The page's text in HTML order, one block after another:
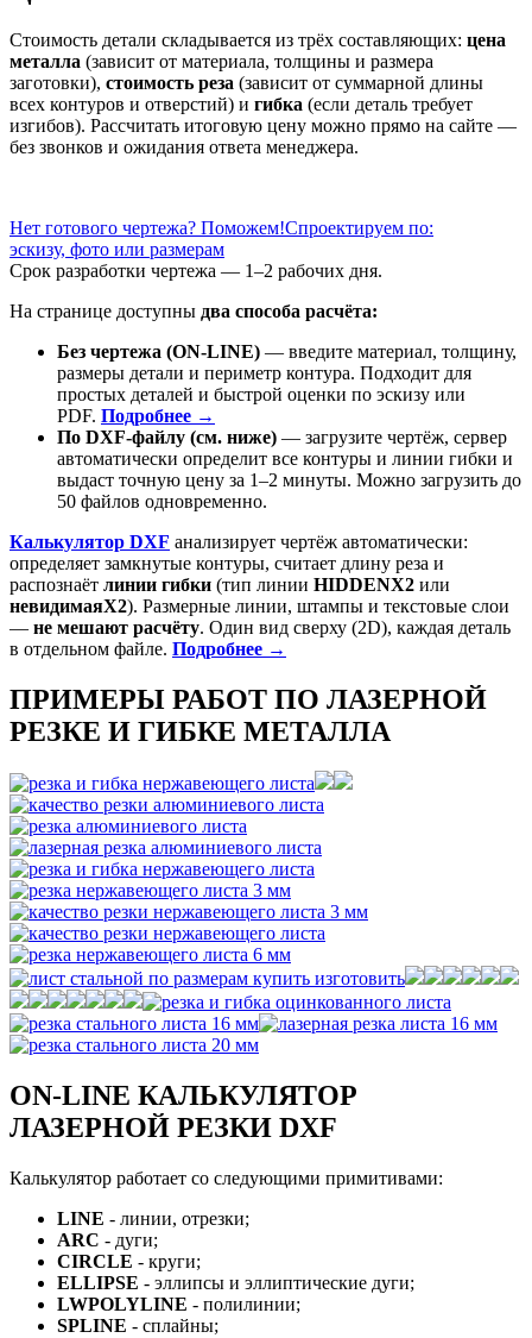
Стоимость детали складывается из трёх составляющих: цена
металла (зависит от материала, толщины и размера
заготовки), стоимость реза (зависит от суммарной длины
всех контуров и отверстий) и гибка (если деталь требует
изгибов). Рассчитать итоговую цену можно прямо на сайте —
без звонков и ожидания ответа менеджера.
Нет готового чертежа? Поможем!Спроектируем по:
эскизу, фото или размерам
Срок разработки чертежа — 1–2 рабочих дня.
На странице доступны два способа расчёта:
Без чертежа (ON-LINE) — введите материал, толщину,
размеры детали и периметр контура. Подходит для
простых деталей и быстрой оценки по эскизу или
PDF. Подробнее →
По DXF-файлу (см. ниже) — загрузите чертёж, сервер
автоматически определит все контуры и линии гибки и
выдаст точную цену за 1–2 минуты. Можно загрузить до
50 файлов одновременно.
Калькулятор DXF анализирует чертёж автоматически:
определяет замкнутые контуры, считает длину реза и
распознаёт линии гибки (тип линии HIDDENX2 или
невидимаяX2). Размерные линии, штампы и текстовые слои
— не мешают расчёту. Один вид сверху (2D), каждая деталь
в отдельном файле. Подробнее →
ПРИМЕРЫ РАБОТ ПО ЛАЗЕРНОЙ
РЕЗКЕ И ГИБКЕ МЕТАЛЛА
ON-LINE КАЛЬКУЛЯТОР
ЛАЗЕРНОЙ РЕЗКИ DXF
Калькулятор работает со следующими примитивами:
LINE - линии, отрезки;
ARC - дуги;
CIRCLE - круги;
ELLIPSE - эллипсы и эллиптические дуги;
LWPOLYLINE - полилинии;
SPLINE - сплайны;